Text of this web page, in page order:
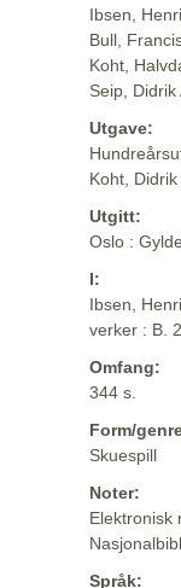
Ibsen,
Bull,
Koht,
Seip,
Utgave:
Koht,
Utgitt:
Oslo :
I:
Ibsen,
verker : B.
Omfang:
344 s.
Form/
Skuespill
Noter:
Elektronisk
Språk: